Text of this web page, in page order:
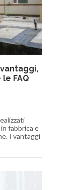
FAQ
fabbrica e
I vantaggi